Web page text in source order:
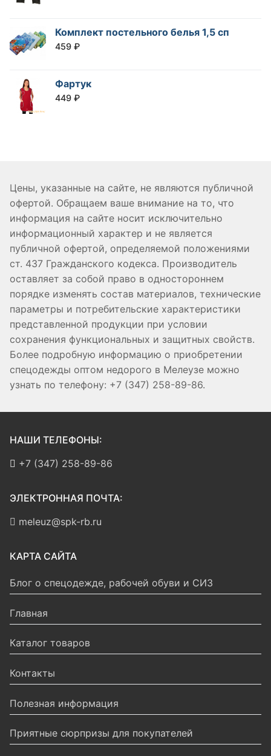
Комплект постельного белья 1,5 сп
459 ₽
Фартук
449 ₽
Цены, указанные на сайте, не являются публичной
офертой. Обращаем ваше внимание на то, что
информация на сайте носит исключительно
информационный характер и не является
публичной офертой, определяемой положениями
ст. 437 Гражданского кодекса. Производитель
оставляет за собой право в одностороннем
порядке изменять состав материалов, технические
параметры и потребительские характеристики
представленной продукции при условии
сохранения функциональных и защитных свойств.
Более подробную информацию о приобретении
спецодежды оптом недорого в Мелеузе можно
узнать по телефону: +7 (347) 258-89-86.
НАШИ ТЕЛЕФОНЫ:
+7 (347) 258-89-86
ЭЛЕКТРОННАЯ ПОЧТА:
meleuz@spk-rb.ru
КАРТА САЙТА
Блог о спецодежде, рабочей обуви и СИЗ
Главная
Каталог товаров
Контакты
Полезная информация
Приятные сюрпризы для покупателей